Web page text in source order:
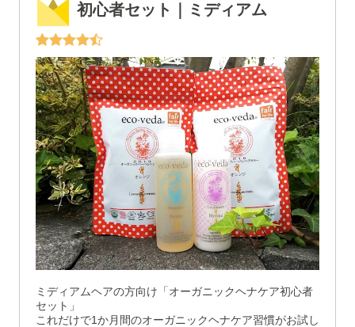
初心者セット｜ミディアム
ミディアムヘアの方向け「オーガニックヘナケア初心者
セット」
これだけで1か月間のオーガニックヘナケア習慣がお試し